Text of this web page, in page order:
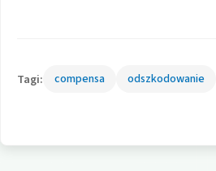
Tagi: compensa odszkodowanie